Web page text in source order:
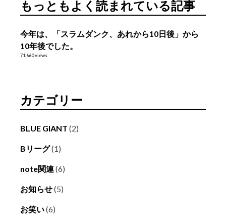
ブ
もっともよく読まれている記事
今年は、「スラムダンク、あれから10日後」から
10年後でした。
71,660 views
カテゴリー
BLUE GIANT (2)
Bリーグ(1)
note関連(6)
お知らせ(5)
お笑い(6)